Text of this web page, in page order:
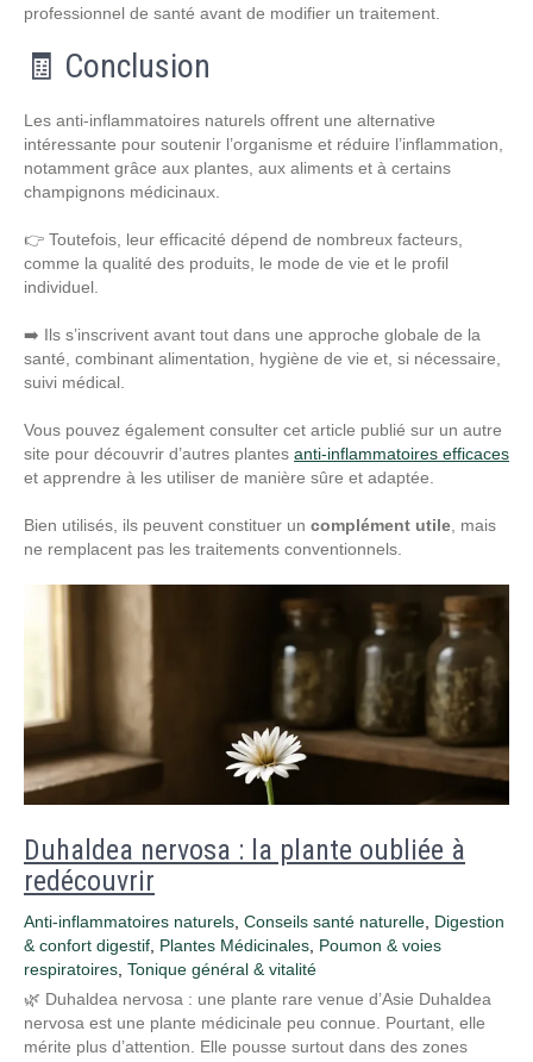
professionnel de santé avant de modifier un traitement.
🧾 Conclusion
Les anti-inflammatoires naturels offrent une alternative
intéressante pour soutenir l’organisme et réduire l’inflammation,
notamment grâce aux plantes, aux aliments et à certains
champignons médicinaux.
👉 Toutefois, leur efficacité dépend de nombreux facteurs,
comme la qualité des produits, le mode de vie et le profil
individuel.
➡️ Ils s’inscrivent avant tout dans une approche globale de la
santé, combinant alimentation, hygiène de vie et, si nécessaire,
suivi médical.
Vous pouvez également consulter cet article publié sur un autre
site pour découvrir d’autres plantes anti-inflammatoires efficaces
et apprendre à les utiliser de manière sûre et adaptée.
Bien utilisés, ils peuvent constituer un complément utile , mais
ne remplacent pas les traitements conventionnels.
Duhaldea nervosa : la plante oubliée à
redécouvrir
Anti-inflammatoires naturels Conseils santé naturelle Digestion
& confort digestif Plantes Médicinales Poumon & voies
respiratoires Tonique général & vitalité
🌿 Duhaldea nervosa : une plante rare venue d’Asie Duhaldea
nervosa est une plante médicinale peu connue. Pourtant, elle
mérite plus d’attention. Elle pousse surtout dans des zones